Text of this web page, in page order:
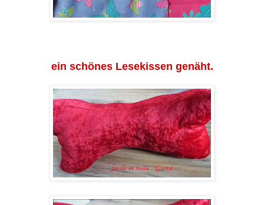
ein schönes Lesekissen genäht.